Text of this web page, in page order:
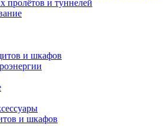
пролётов и туннелей
и шкафов
и шкафов